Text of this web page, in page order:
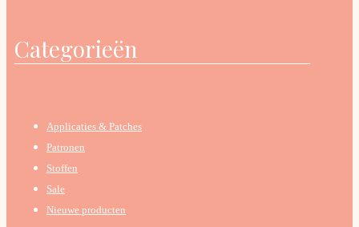
Categorieën
Applicaties & Patches
Patronen
Stoffen
Sale
Nieuwe producten